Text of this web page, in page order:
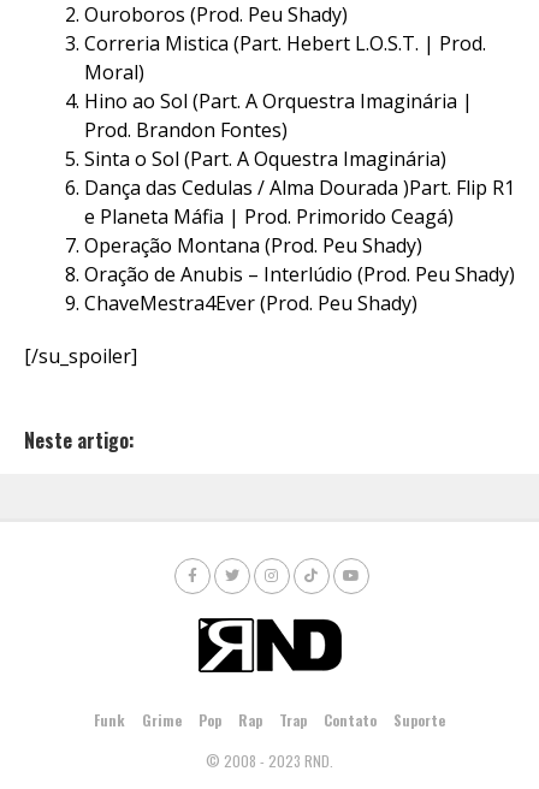
Ouroboros (Prod. Peu Shady)
Correria Mistica (Part. Hebert L.O.S.T. | Prod.
Moral)
Hino ao Sol (Part. A Orquestra Imaginária |
Prod. Brandon Fontes)
Sinta o Sol (Part. A Oquestra Imaginária)
Dança das Cedulas / Alma Dourada )Part. Flip R1
e Planeta Máfia | Prod. Primorido Ceagá)
Operação Montana (Prod. Peu Shady)
Oração de Anubis – Interlúdio (Prod. Peu Shady)
ChaveMestra4Ever (Prod. Peu Shady)
[/su_spoiler]
Neste artigo:
Funk Grime Pop Rap Trap Contato
Suporte
© 2008 - 2023 RND.